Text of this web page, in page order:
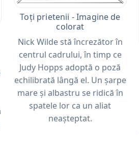
Toți prietenii - Imagine de
colorat
Nick Wilde stă încrezător în
centrul cadrului, în timp ce
Judy Hopps adoptă o poză
echilibrată lângă el. Un șarpe
mare și albastru se ridică în
spatele lor ca un aliat
neașteptat.